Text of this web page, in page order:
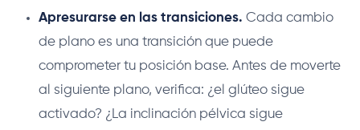
Apresurarse en las transiciones. Cada cambio
de plano es una transición que puede
comprometer tu posición base. Antes de moverte
al siguiente plano, verifica: ¿el glúteo sigue
activado? ¿La inclinación pélvica sigue